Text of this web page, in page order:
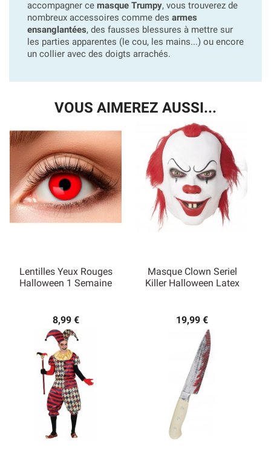
accompagner ce masque Trumpy, vous trouverez de
nombreux accessoires comme des armes
ensanglantées, des fausses blessures à mettre sur
les parties apparentes (le cou, les mains...) ou encore
un collier avec des doigts arrachés.
VOUS AIMEREZ AUSSI...
Lentilles Yeux Rouges
Halloween 1 Semaine
8,99 €
Masque Clown Seriel
Killer Halloween Latex
19,99 €